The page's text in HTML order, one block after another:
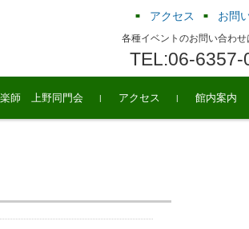
アクセス お問
各種イベントのお問い合わせ
TEL:06-6357-
師 上野同門会 アクセス 館内案内